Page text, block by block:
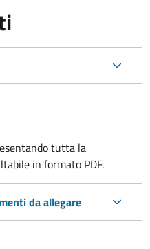
tutta la
in formato PDF.
da allegare